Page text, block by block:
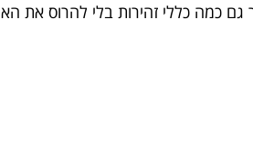
גם כמה כללי זהירות בלי להרוס את